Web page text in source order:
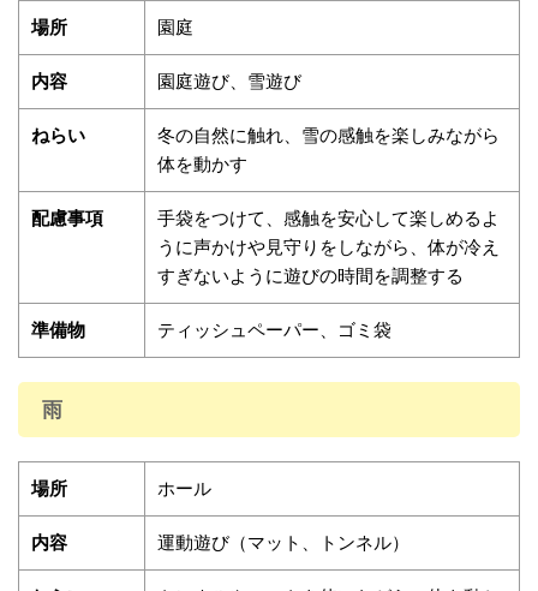
場所 園庭
内容 園庭遊び、雪遊び
ねらい
冬の自然に触れ、雪の感触を楽しみながら
体を動かす
配慮事項
手袋をつけて、感触を安心して楽しめるよ
うに声かけや見守りをしながら、体が冷え
すぎないように遊びの時間を調整する
準備物 ティッシュペーパー、ゴミ袋
雨
場所 ホール
内容 運動遊び（マット、トンネル）